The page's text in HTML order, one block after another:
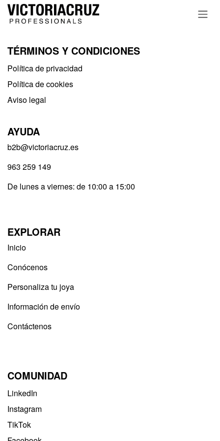
Ir al contenido
TÉRMINOS Y CONDICIONES
Política de privacidad​
Política de cookies
Aviso legal
AYUDA
b2b@victoriacruz.es
963 259 149
De lunes a viernes: de 10:00 a 15:00
EXPLORAR
Inicio
Conócenos
Personaliza tu joya
Información de envío
Contáctenos
COMUNIDAD
LinkedIn
Instagram
TikTok